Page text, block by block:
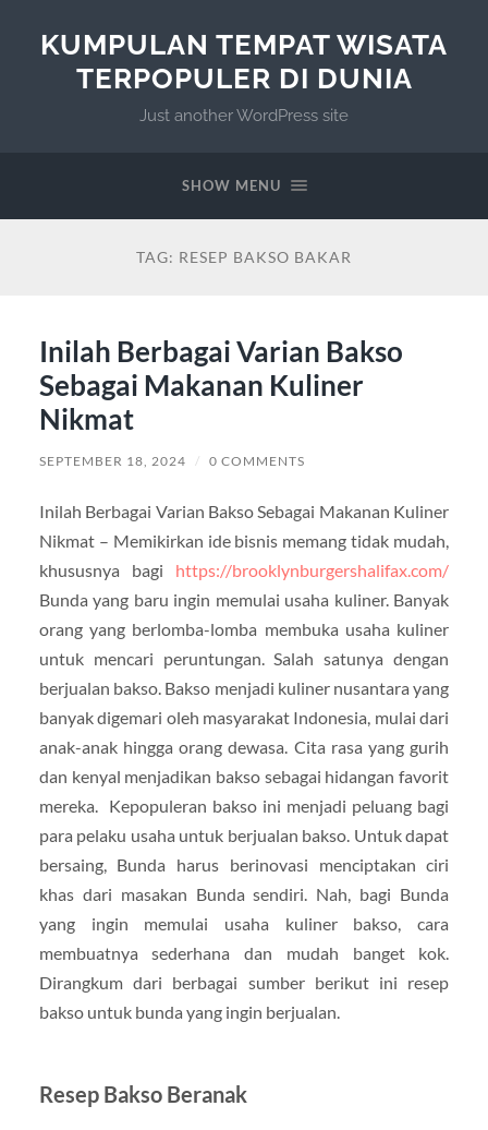
KUMPULAN TEMPAT WISATA
TERPOPULER DI DUNIA
Just another WordPress site
SHOW MENU
TAG: RESEP BAKSO BAKAR
Inilah Berbagai Varian Bakso
Sebagai Makanan Kuliner
Nikmat
SEPTEMBER 18, 2024 / 0 COMMENTS
Inilah Berbagai Varian Bakso Sebagai Makanan Kuliner
Nikmat – Memikirkan ide bisnis memang tidak mudah,
khususnya bagi https://brooklynburgershalifax.com/
Bunda yang baru ingin memulai usaha kuliner. Banyak
orang yang berlomba-lomba membuka usaha kuliner
untuk mencari peruntungan. Salah satunya dengan
berjualan bakso. Bakso menjadi kuliner nusantara yang
banyak digemari oleh masyarakat Indonesia, mulai dari
anak-anak hingga orang dewasa. Cita rasa yang gurih
dan kenyal menjadikan bakso sebagai hidangan favorit
mereka. Kepopuleran bakso ini menjadi peluang bagi
para pelaku usaha untuk berjualan bakso. Untuk dapat
bersaing, Bunda harus berinovasi menciptakan ciri
khas dari masakan Bunda sendiri. Nah, bagi Bunda
yang ingin memulai usaha kuliner bakso, cara
membuatnya sederhana dan mudah banget kok.
Dirangkum dari berbagai sumber berikut ini resep
bakso untuk bunda yang ingin berjualan.
Resep Bakso Beranak